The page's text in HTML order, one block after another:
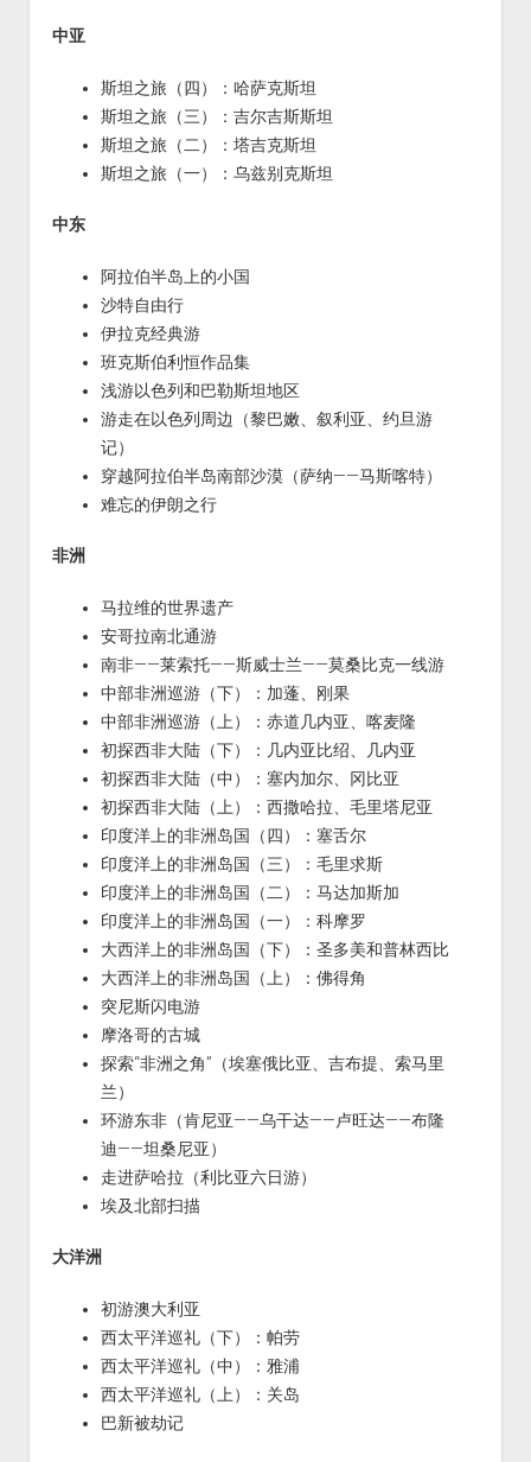
中亚
斯坦之旅（四）：哈萨克斯坦
斯坦之旅（三）：吉尔吉斯斯坦
斯坦之旅（二）：塔吉克斯坦
斯坦之旅（一）：乌兹别克斯坦
中东
阿拉伯半岛上的小国
沙特自由行
伊拉克经典游
班克斯伯利恒作品集
浅游以色列和巴勒斯坦地区
游走在以色列周边（黎巴嫩、叙利亚、约旦游
记）
穿越阿拉伯半岛南部沙漠（萨纳——马斯喀特）
难忘的伊朗之行
非洲
马拉维的世界遗产
安哥拉南北通游
南非——莱索托——斯威士兰——莫桑比克一线游
中部非洲巡游（下）：加蓬、刚果
中部非洲巡游（上）：赤道几内亚、喀麦隆
初探西非大陆（下）：几内亚比绍、几内亚
初探西非大陆（中）：塞内加尔、冈比亚
初探西非大陆（上）：西撒哈拉、毛里塔尼亚
印度洋上的非洲岛国（四）：塞舌尔
印度洋上的非洲岛国（三）：毛里求斯
印度洋上的非洲岛国（二）：马达加斯加
印度洋上的非洲岛国（一）：科摩罗
大西洋上的非洲岛国（下）：圣多美和普林西比
大西洋上的非洲岛国（上）：佛得角
突尼斯闪电游
摩洛哥的古城
探索“非洲之角”（埃塞俄比亚、吉布提、索马里
兰）
环游东非（肯尼亚——乌干达——卢旺达——布隆
迪——坦桑尼亚）
走进萨哈拉（利比亚六日游）
埃及北部扫描
大洋洲
初游澳大利亚
西太平洋巡礼（下）：帕劳
西太平洋巡礼（中）：雅浦
西太平洋巡礼（上）：关岛
巴新被劫记